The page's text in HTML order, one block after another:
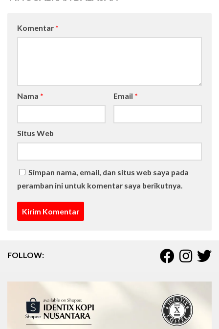
Komentar *
Nama * Email *
Situs Web
Simpan nama, email, dan situs web saya pada
peramban ini untuk komentar saya berikutnya.
FOLLOW: